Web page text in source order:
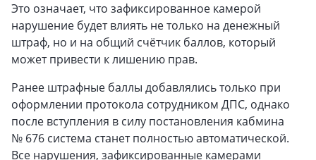
Это означает, что зафиксированное камерой
нарушение будет влиять не только на денежный
штраф, но и на общий счётчик баллов, который
может привести к лишению прав.
Ранее штрафные баллы добавлялись только при
оформлении протокола сотрудником ДПС, однако
после вступления в силу постановления кабмина
№ 676 система станет полностью автоматической.
Все нарушения, зафиксированные камерами